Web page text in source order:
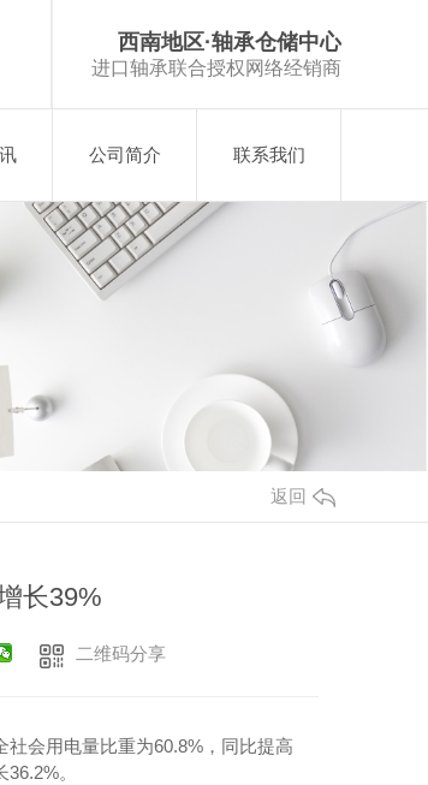
西南地区·轴承仓储中心
进口轴承联合授权网络经销商
公司简介 联系我们
返回
长39%
二维码分享
会用电量比重为60.8%，同比提高
。